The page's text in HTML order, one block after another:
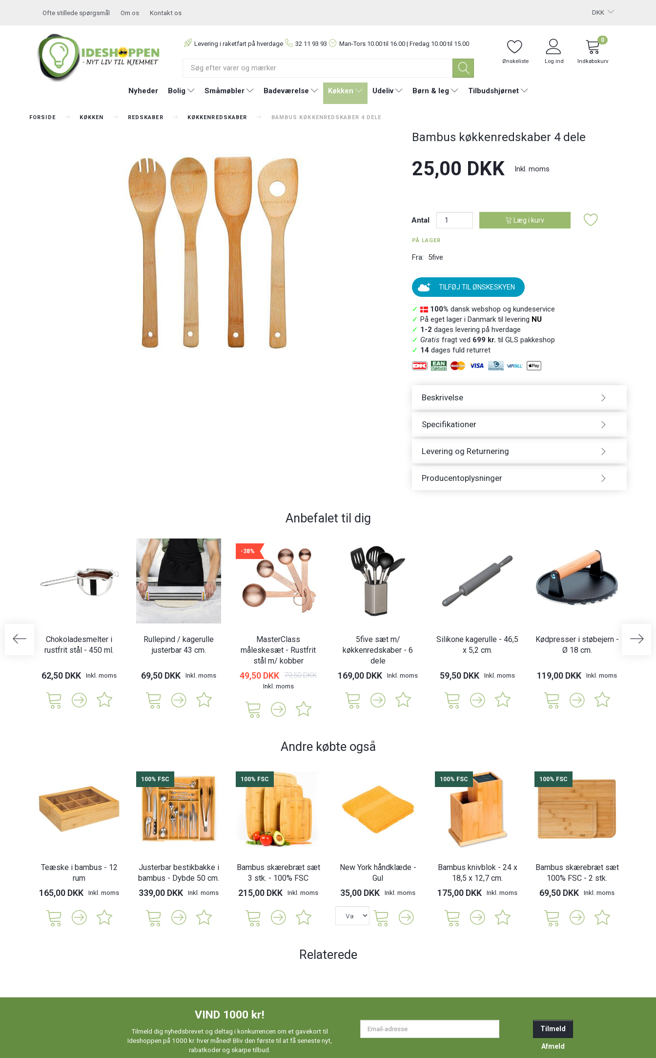
DKK
Ofte stillede spørgsmål Om os Kontakt os
Levering i raketfart på hverdage 32 11 93 93 Man-Tors 10.00 til 16.00 | Fredag 10.00 til 15.00
Ønskeliste Log ind Indkøbskurv
0
Nyheder Bolig Småmøbler Badeværelse Køkken Udeliv Børn & leg Tilbudshjørnet
FORSIDE KØKKEN REDSKABER KØKKENREDSKABER BAMBUS KØKKENREDSKABER 4 DELE
Bambus køkkenredskaber 4 dele
25,00 DKK Inkl. moms
Antal Læg i kurv
PÅ LAGER
Fra: 5five
TILFØJ TIL ØNSKESKYEN
✓ 100% dansk webshop og kundeservice
✓ På eget lager i Danmark til levering NU
✓ 1-2 dages levering på hverdage
✓ Gratis fragt ved 699 kr. til GLS pakkeshop
✓ 14dages fuld returret
Beskrivelse
Specifikationer
Levering og Returnering
Producentoplysninger
Anbefalet til dig
Chokoladesmelter i
rustfrit stål - 450 ml.
62,50 DKK Inkl. moms
Rullepind / kagerulle
justerbar 43 cm.
69,50 DKK Inkl. moms
-38%
MasterClass
måleskesæt - Rustfrit
stål m/ kobber
49,50 DKK 79,50 DKK
Inkl. moms
5five sæt m/
køkkenredskaber - 6
dele
169,00 DKK Inkl. moms
Silikone kagerulle - 46,5
x 5,2 cm.
59,50 DKK Inkl. moms
Kødpresser i støbejern -
Ø 18 cm.
119,00 DKK Inkl. moms
Andre købte også
Teæske i bambus - 12
rum
165,00 DKK Inkl. moms
100% FSC
Justerbar bestikbakke i
bambus - Dybde 50 cm.
339,00 DKK Inkl. moms
100% FSC
Bambus skærebræt sæt
3 stk. - 100% FSC
215,00 DKK Inkl. moms
New York håndklæde -
Gul
35,00 DKK Inkl. moms
100% FSC
Bambus knivblok - 24 x
18,5 x 12,7 cm.
175,00 DKK Inkl. moms
100% FSC
Bambus skærebræt sæt
100% FSC - 2 stk.
69,50 DKK Inkl. moms
Relaterede
VIND 1000 kr!
Tilmeld dig nyhedsbrevet og deltag i konkurrencen om et gavekort til
Ideshoppen på 1000 kr. hver måned! Bliv den første til at få seneste nyt,
rabatkoder og skarpe tilbud.
Tilmeld
Afmeld